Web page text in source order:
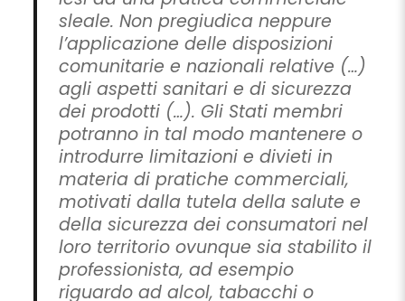
sleale. Non pregiudica neppure
l’applicazione delle disposizioni
comunitarie e nazionali relative (…)
agli aspetti sanitari e di sicurezza
dei prodotti (…). Gli Stati membri
potranno in tal modo mantenere o
introdurre limitazioni e divieti in
materia di pratiche commerciali,
motivati dalla tutela della salute e
della sicurezza dei consumatori nel
loro territorio ovunque sia stabilito il
professionista, ad esempio
riguardo ad alcol, tabacchi o